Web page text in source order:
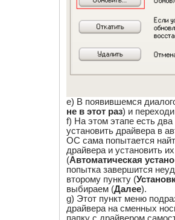
e) В появившемся
не в этот раз) и
f) На этом этапе есть
установить драйвера в
ОС сама попытается
драйвера и установить
(Автоматическая
попытка завершится
второму пункту (
выбираем (Далее).
g) Этот пункт меню
драйвера на сменных
папку с драйвером